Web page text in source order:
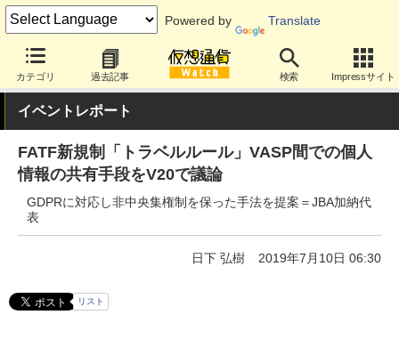
Powered by Translate
カテゴリ 過去記事 検索 Impressサイト
イベントレポート
FATF新規制「トラベルルール」VASP間での個人
情報の共有手段をV20で議論
GDPRに対応し非中央集権制を保った手法を提案＝JBA加納代
表
日下 弘樹 2019年7月10日 06:30
リスト